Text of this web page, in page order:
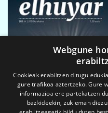
Webgune
Cookieak erabiltzen ditugu
gure trafikoa aztertzeko. Gure
informazioa ere partekatzen
bazkideekin, zuk eman